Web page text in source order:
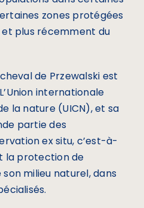
zones protégées
et plus récemment du
de Przewalski est
internationale
la nature (UICN), et sa
partie des
ex situ, c’est-à-
la protection de
milieu naturel, dans